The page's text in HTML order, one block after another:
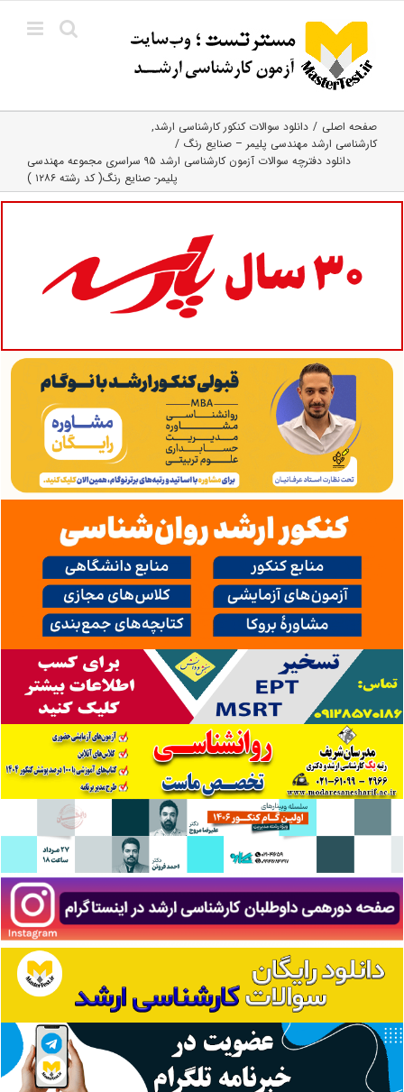
content
صفحه اصلی
دانلود سوالات کنکور کارشناسی ارشد
کارشناسی ارشد مهندسی پلیمر – صنایع رنگ
دانلود دفترچه سوالات آزمون کارشناسی ارشد ۹۵ سراسری مجموعه مهندسی
پلیمر- صنایع رنگ( کد رشته ۱۲۸۶ )